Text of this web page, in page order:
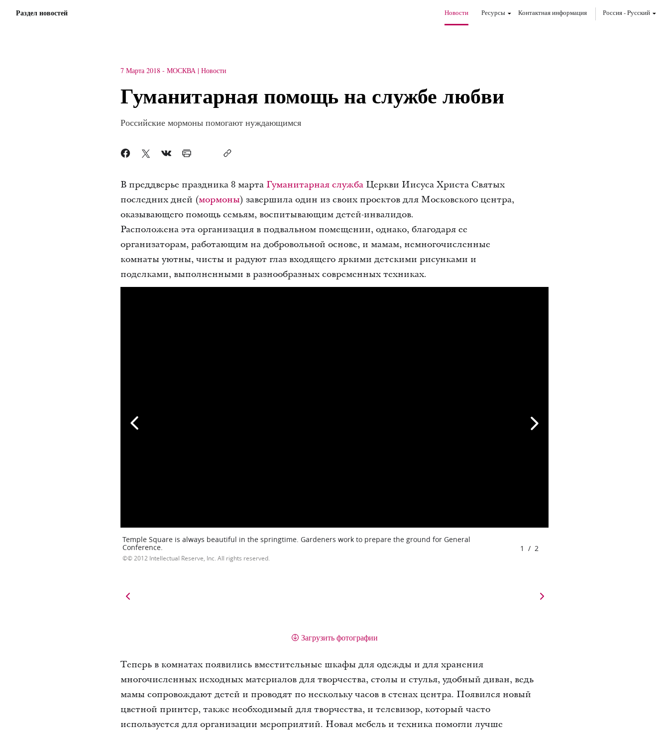
Раздел новостей Новости Ресурсы Контактная информация Россия-Pусский
7 Марта 2018 - МОСКВА Новости
Гуманитарная помощь на службе любви
Российские мормоны помогают нуждающимся
В преддверье праздника 8 марта Гуманитарная службаЦеркви Иисуса Христа Святых
последних дней (мормоны) завершила один из своих проектов для Московского центра,
оказывающего помощь семьям, воспитывающим детей-инвалидов.
Расположена эта организация в подвальном помещении, однако, благодаря ее
организаторам, работающим на добровольной основе, и мамам, немногочисленные
комнаты уютны, чисты и радуют глаз входящего яркими детскими рисунками и
поделками, выполненными в разнообразных современных техниках.
Temple Square is always beautiful in the springtime. Gardeners work to prepare the ground for General
Conference.
© 2012 Intellectual Reserve, Inc. All rights reserved.
1 / 2
Загрузить фотографии
Теперь в комнатах появились вместительные шкафы для одежды и для хранения
многочисленных исходных материалов для творчества, столы и стулья, удобный диван, ведь
мамы сопровождают детей и проводят по нескольку часов в стенах центра. Появился новый
цветной принтер, также необходимый для творчества, и телевизор, который часто
используется для организации мероприятий. Новая мебель и техника помогли лучше